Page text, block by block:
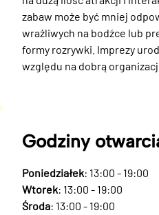
zabaw może być mniej
wrażliwych na bodźce lub
formy rozrywki. Imprezy
względu na dobrą
Godziny
Poniedziałek: 13:00 - 19:00
Wtorek: 13:00 - 19:00
Środa: 13:00 - 19:00